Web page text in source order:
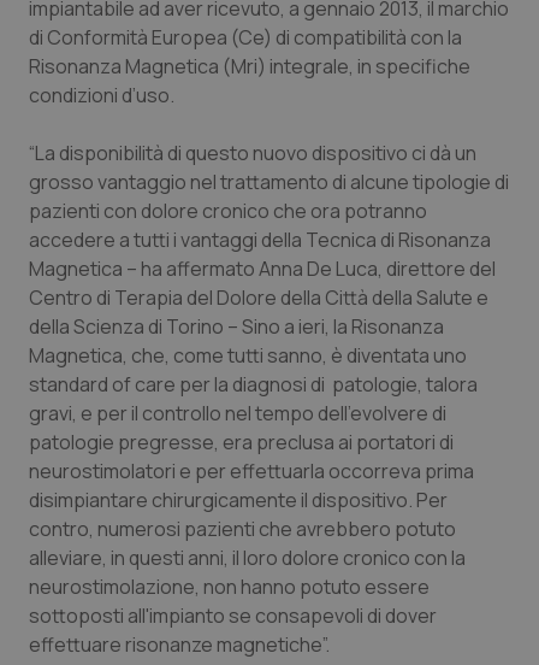
Emilia-Romagna
Friuli Venezia Giulia
Lazio
Liguria
Lombardia
Marche
Molise
Piemonte
Provincia Autonoma di Bolzano
Provincia Autonoma di Trento
Colesterolo & coronaropatie
Dermatite Atopica
Diabete & glucometri
Disturbi dell’umore
Dolore
Donna & Salute
Epatiti
HIV
Infezioni & Febbre
Ipertensione & Scompenso
impiantabile ad aver ricevuto, a gennaio 2013, il marchio
di Conformità Europea (Ce) di compatibilità con la
Risonanza Magnetica (Mri) integrale, in specifiche
condizioni d’uso.
“La disponibilità di questo nuovo dispositivo ci dà un
grosso vantaggio nel trattamento di alcune tipologie di
pazienti con dolore cronico che ora potranno
accedere a tutti i vantaggi della Tecnica di Risonanza
Magnetica – ha affermato Anna De Luca, direttore del
Centro di Terapia del Dolore della Città della Salute e
della Scienza di Torino – Sino a ieri, la Risonanza
Magnetica, che, come tutti sanno, è diventata uno
standard of care per la diagnosi di patologie, talora
gravi, e per il controllo nel tempo dell'evolvere di
patologie pregresse, era preclusa ai portatori di
neurostimolatori e per effettuarla occorreva prima
disimpiantare chirurgicamente il dispositivo. Per
contro, numerosi pazienti che avrebbero potuto
alleviare, in questi anni, il loro dolore cronico con la
neurostimolazione, non hanno potuto essere
sottoposti all'impianto se consapevoli di dover
effettuare risonanze magnetiche”.